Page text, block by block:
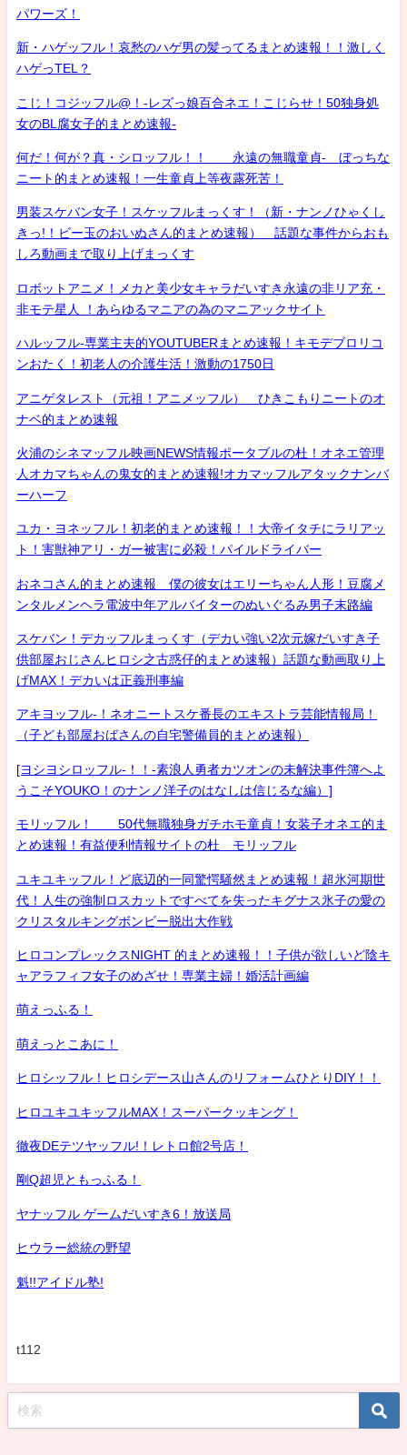
パワーズ！
新・ハゲッフル！哀愁のハゲ男の髪ってるまとめ速報！！激しく
ハゲっTEL？
こじ！コジッフル@！-レズっ娘百合ネエ！こじらせ！50独身処
女のBL腐女子的まとめ速報-
何だ！何が？真・シロッフル！！ 永遠の無職童貞- ぼっちな
ニート的まとめ速報！一生童貞上等夜露死苦！
男装スケバン女子！スケッフルまっくす！（新・ナンノひゃくし
きっ!！ビー玉のおいぬさん的まとめ速報） 話題な事件からおも
しろ動画まで取り上げまっくす
ロボットアニメ！メカと美少女キャラだいすき永遠の非リア充・
非モテ星人 ！あらゆるマニアの為のマニアックサイト
ハルッフル-専業主夫的YOUTUBERまとめ速報！キモデブロリコ
ンおたく！初老人の介護生活！激動の1750日
アニゲタレスト（元祖！アニメッフル） ひきこもりニートのオ
ナベ的まとめ速報
火浦のシネマッフル映画NEWS情報ポータブルの杜！オネエ管理
人オカマちゃんの鬼女的まとめ速報!オカマッフルアタックナンバ
ーハーフ
ユカ・ヨネッフル！初老的まとめ速報！！大帝イタチにラリアッ
ト！害獣神アリ・ガー被害に必殺！パイルドライバー
おネコさん的まとめ速報 僕の彼女はエリーちゃん人形！豆腐メ
ンタルメンヘラ電波中年アルバイターのぬいぐるみ男子末路編
スケバン！デカッフルまっくす（デカい強い2次元嫁だいすき子
供部屋おじさんヒロシ之古惑仔的まとめ速報）話題な動画取り上
げMAX！デカいは正義刑事編
アキヨッフル-！ネオニートスケ番長のエキストラ芸能情報局！
（子ども部屋おばさんの自宅警備員的まとめ速報）
[ヨシヨシロッフル-！！-素浪人勇者カツオンの未解決事件簿へよ
うこそYOUKO！のナンノ洋子のはなしは信じるな編）]
モリッフル！ 50代無職独身ガチホモ童貞！女装子オネエ的ま
とめ速報！有益便利情報サイトの杜 モリッフル
ユキユキッフル！ど底辺的一同驚愕騒然まとめ速報！超氷河期世
代！人生の強制ロスカットですべてを失ったキグナス氷子の愛の
クリスタルキングボンビー脱出大作戦
ヒロコンプレックスNIGHT 的まとめ速報！！子供が欲しいど陰キ
ャアラフィフ女子のめざせ！専業主婦！婚活計画編
萌えっふる！
萌えっとこあに！
ヒロシッフル！ヒロシデース山さんのリフォームひとりDIY！！
ヒロユキユキッフルMAX！スーパークッキング！
徹夜DEテツヤッフル!！レトロ館2号店！
剛Q超児ともっふる！
ヤナッフル ゲームだいすき6！放送局
ヒウラー総統の野望
魁!!アイドル塾!
t112